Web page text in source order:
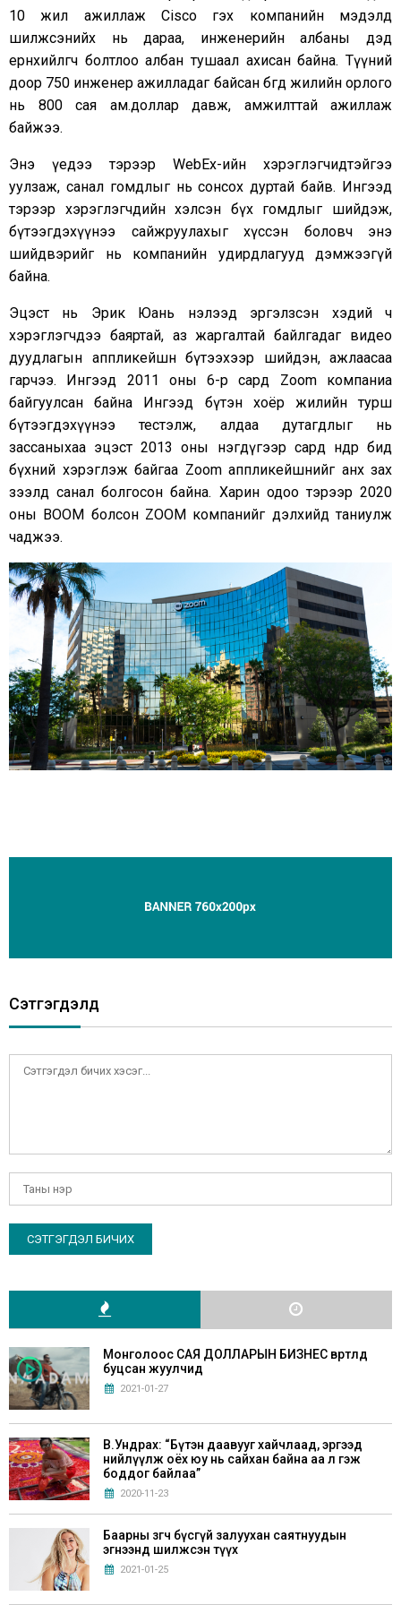
10 жил ажиллаж Cisco гэх компанийн мэдэлд
шилжсэнийх нь дараа, инженерийн албаны дэд
ерөнхийлөгч болтлоо албан тушаал ахисан байна. Түүний
доор 750 инженер ажилладаг байсан бөгөөд жилийн орлого
нь 800 сая ам.доллар давж, амжилттай ажиллаж
байжээ.
Энэ үедээ тэрээр WebEх-ийн хэрэглэгчидтэйгээ
уулзаж, санал гомдлыг нь сонсох дуртай байв. Ингээд
тэрээр хэрэглэгчдийн хэлсэн бүх гомдлыг шийдэж,
бүтээгдэхүүнээ сайжруулахыг хүссэн боловч энэ
шийдвэрийг нь компанийн удирдлагууд дэмжээгүй
байна.
Эцэст нь Эрик Юань нэлээд эргэлзсэн хэдий ч
хэрэглэгчдээ баяртай, аз жаргалтай байлгадаг видео
дуудлагын аппликейшн бүтээхээр шийдэн, ажлаасаа
гарчээ. Ингээд 2011 оны 6-р сард Zoom компаниа
байгуулсан байна Ингээд бүтэн хоёр жилийн турш
бүтээгдэхүүнээ тестэлж, алдаа дутагдлыг нь
зассаныхаа эцэст 2013 оны нэгдүгээр сард өнөөдөр бид
бүхний хэрэглэж байгаа Zoom аппликейшнийг анх зах
зээлд санал болгосон байна. Харин одоо тэрээр 2020
оны BOOM болсон ZOOM компанийг дэлхийд таниулж
чаджээ.
Сэтгэгдэлүүд
Монголоос САЯ ДОЛЛАРЫН БИЗНЕС өвөртлөөд
буцсан жуулчид
2021-01-27
В.Ундрах: “Бүтэн даавууг хайчлаад, эргээд
нийлүүлж оёх юу нь сайхан байна аа л гэж
боддог байлаа”
2020-11-23
Баарны зөөгч бүсгүй залуухан саятнуудын
эгнээнд шилжсэн түүх
2021-01-25